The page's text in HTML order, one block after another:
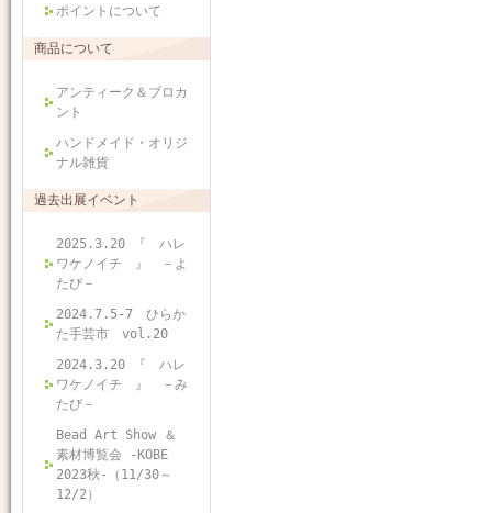
ポイントについて
商品について
アンティーク＆ブロカ
ント
ハンドメイド・オリジ
ナル雑貨
過去出展イベント
2025.3.20 『 ハレ
ワケノイチ 』 －よ
たび－
2024.7.5-7 ひらか
た手芸市 vol.20
2024.3.20 『 ハレ
ワケノイチ 』 －み
たび－
Bead Art Show ＆
素材博覧会 -KOBE
2023秋-（11/30～
12/2）